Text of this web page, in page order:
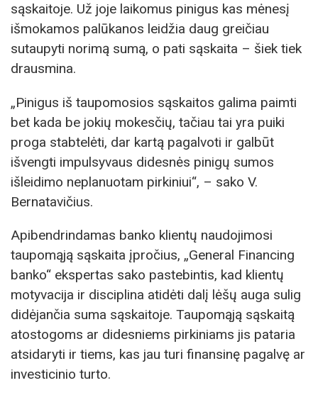
sąskaitoje. Už joje laikomus pinigus kas mėnesį
išmokamos palūkanos leidžia daug greičiau
sutaupyti norimą sumą, o pati sąskaita – šiek tiek
drausmina.
„Pinigus iš taupomosios sąskaitos galima paimti
bet kada be jokių mokesčių, tačiau tai yra puiki
proga stabtelėti, dar kartą pagalvoti ir galbūt
išvengti impulsyvaus didesnės pinigų sumos
išleidimo neplanuotam pirkiniui“, – sako V.
Bernatavičius.
Apibendrindamas banko klientų naudojimosi
taupomąją sąskaita įpročius, „General Financing
banko“ ekspertas sako pastebintis, kad klientų
motyvacija ir disciplina atidėti dalį lėšų auga sulig
didėjančia suma sąskaitoje. Taupomąją sąskaitą
atostogoms ar didesniems pirkiniams jis pataria
atsidaryti ir tiems, kas jau turi finansinę pagalvę ar
investicinio turto.